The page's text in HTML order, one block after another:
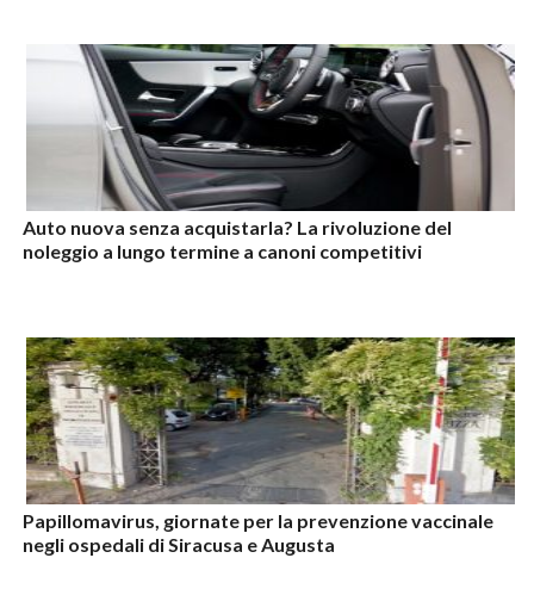
Auto nuova senza acquistarla? La rivoluzione del
noleggio a lungo termine a canoni competitivi
Papillomavirus, giornate per la prevenzione vaccinale
negli ospedali di Siracusa e Augusta